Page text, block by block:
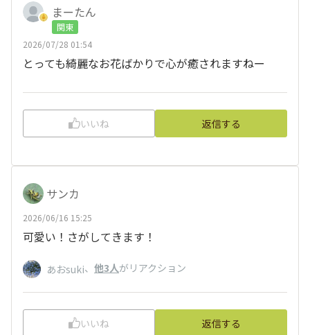
まーたん
関東
2026/07/28 01:54
とっても綺麗なお花ばかりで心が癒されますねー
いいね 返信する
サンカ
2026/06/16 15:25
可愛い！さがしてきます！
あおsuki、 他3人がリアクション
いいね 返信する